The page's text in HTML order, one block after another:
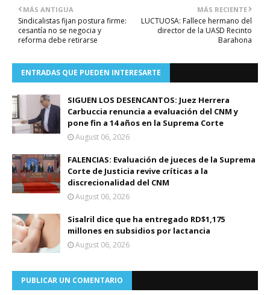
MÁS RECIENTE
LUCTUOSA: Fallece hermano del
director de la UASD Recinto
Barahona
MÁS ANTIGUA
Sindicalistas fijan postura firme:
cesantía no se negocia y
reforma debe retirarse
ENTRADAS QUE PUEDEN INTERESARTE
SIGUEN LOS DESENCANTOS: Juez Herrera
Carbuccia renuncia a evaluación del CNM y
pone fin a 14 años en la Suprema Corte
August 06, 2026
FALENCIAS: Evaluación de jueces de la Suprema
Corte de Justicia revive críticas a la
discrecionalidad del CNM
August 06, 2026
Sisalril dice que ha entregado RD$1,175
millones en subsidios por lactancia
August 06, 2026
PUBLICAR UN COMENTARIO